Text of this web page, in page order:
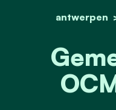
antwerpen